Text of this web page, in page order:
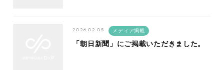
「朝日新聞」にご掲載いただきました。
2026.02.05 メディア掲載